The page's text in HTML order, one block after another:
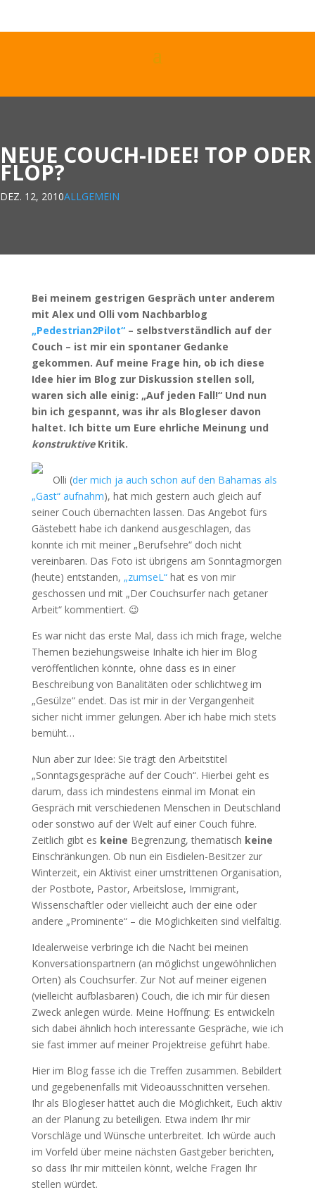
NEUE COUCH-IDEE! TOP ODER
FLOP?
DEZ. 12, 2010ALLGEMEIN
Bei meinem gestrigen Gespräch unter anderem
mit Alex und Olli vom Nachbarblog
„Pedestrian2Pilot“– selbstverständlich auf der
Couch – ist mir ein spontaner Gedanke
gekommen. Auf meine Frage hin, ob ich diese
Idee hier im Blog zur Diskussion stellen soll,
waren sich alle einig: „Auf jeden Fall!“ Und nun
bin ich gespannt, was ihr als Blogleser davon
haltet. Ich bitte um Eure ehrliche Meinung und
konstruktiveKritik.
Olli (der mich ja auch schon auf den Bahamas als
„Gast“ aufnahm), hat mich gestern auch gleich auf
seiner Couch übernachten lassen. Das Angebot fürs
Gästebett habe ich dankend ausgeschlagen, das
konnte ich mit meiner „Berufsehre“ doch nicht
vereinbaren. Das Foto ist übrigens am Sonntagmorgen
(heute) entstanden, „zumseL“hat es von mir
geschossen und mit „Der Couchsurfer nach getaner
Arbeit“ kommentiert. 😉
Es war nicht das erste Mal, dass ich mich frage, welche
Themen beziehungsweise Inhalte ich hier im Blog
veröffentlichen könnte, ohne dass es in einer
Beschreibung von Banalitäten oder schlichtweg im
„Gesülze“ endet. Das ist mir in der Vergangenheit
sicher nicht immer gelungen. Aber ich habe mich stets
bemüht…
Nun aber zur Idee: Sie trägt den Arbeitstitel
„Sonntagsgespräche auf der Couch“. Hierbei geht es
darum, dass ich mindestens einmal im Monat ein
Gespräch mit verschiedenen Menschen in Deutschland
oder sonstwo auf der Welt auf einer Couch führe.
Zeitlich gibt es keine Begrenzung, thematisch keine
Einschränkungen. Ob nun ein Eisdielen-Besitzer zur
Winterzeit, ein Aktivist einer umstrittenen Organisation,
der Postbote, Pastor, Arbeitslose, Immigrant,
Wissenschaftler oder vielleicht auch der eine oder
andere „Prominente“ – die Möglichkeiten sind vielfältig.
Idealerweise verbringe ich die Nacht bei meinen
Konversationspartnern (an möglichst ungewöhnlichen
Orten) als Couchsurfer. Zur Not auf meiner eigenen
(vielleicht aufblasbaren) Couch, die ich mir für diesen
Zweck anlegen würde. Meine Hoffnung: Es entwickeln
sich dabei ähnlich hoch interessante Gespräche, wie ich
sie fast immer auf meiner Projektreise geführt habe.
Hier im Blog fasse ich die Treffen zusammen. Bebildert
und gegebenenfalls mit Videoausschnitten versehen.
Ihr als Blogleser hättet auch die Möglichkeit, Euch aktiv
an der Planung zu beteiligen. Etwa indem Ihr mir
Vorschläge und Wünsche unterbreitet. Ich würde auch
im Vorfeld über meine nächsten Gastgeber berichten,
so dass Ihr mir mitteilen könnt, welche Fragen Ihr
stellen würdet.